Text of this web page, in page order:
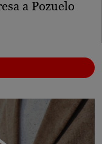
a Pozuelo